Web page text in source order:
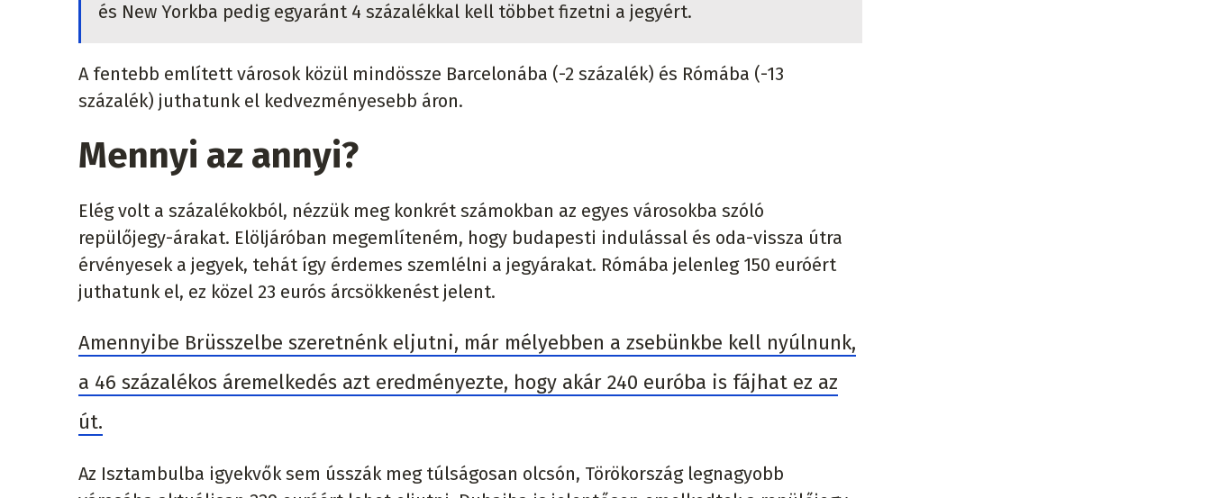
és New Yorkba pedig egyaránt 4 százalékkal kell többet fizetni a jegyért.
A fentebb említett városok közül mindössze Barcelonába (-2 százalék) és Rómába (-13
százalék) juthatunk el kedvezményesebb áron.
Mennyi az annyi?
Elég volt a százalékokból, nézzük meg konkrét számokban az egyes városokba szóló
repülőjegy-árakat. Elöljáróban megemlíteném, hogy budapesti indulással és oda-vissza útra
érvényesek a jegyek, tehát így érdemes szemlélni a jegyárakat. Rómába jelenleg 150 euróért
juthatunk el, ez közel 23 eurós árcsökkenést jelent.
Amennyibe Brüsszelbe szeretnénk eljutni, már mélyebben a zsebünkbe kell nyúlnunk,
a 46 százalékos áremelkedés azt eredményezte, hogy akár 240 euróba is fájhat ez az
út.
Az Isztambulba igyekvők sem ússzák meg túlságosan olcsón, Törökország legnagyobb